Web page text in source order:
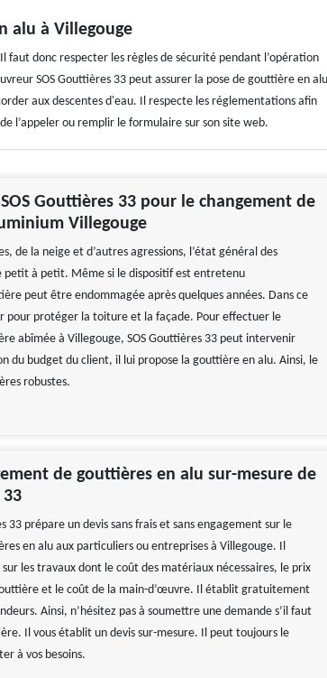
alu à Villegouge
donc respecter les règles de sécurité pendant l’opération
SOS Gouttières 33 peut assurer la pose de gouttière en
aux descentes d'eau. Il respecte les réglementations afin
l’appeler ou remplir le formulaire sur son site web.
SOS Gouttières 33 pour le changement de
Villegouge
de la neige et d’autres agressions, l’état général des
petit à petit. Même si le dispositif est entretenu
peut être endommagée après quelques années. Dans ce
pour protéger la toiture et la façade. Pour effectuer le
abîmée à Villegouge, SOS Gouttières 33 peut intervenir
du budget du client, il lui propose la gouttière en alu. Ainsi, le
robustes.
de gouttières en alu sur-mesure de
33
33 prépare un devis sans frais et sans engagement sur le
en alu aux particuliers ou entreprises à Villegouge. Il
les travaux dont le coût des matériaux nécessaires, le prix
et le coût de la main-d’œuvre. Il établit gratuitement
Ainsi, n’hésitez pas à soumettre une demande s’il faut
Il vous établit un devis sur-mesure. Il peut toujours le
à vos besoins.